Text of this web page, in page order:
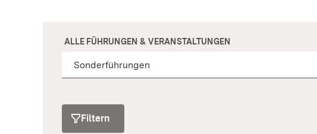
ALLE FÜHRUNGEN & VERANSTALTUNGEN
Filtern